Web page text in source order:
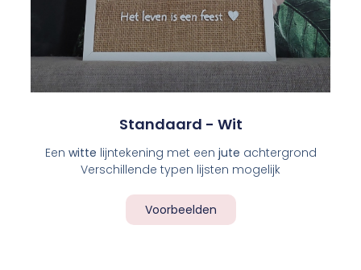
Standaard - Wit
Een witte lijntekening met een jute achtergrond
Verschillende typen lijsten mogelijk
Voorbeelden